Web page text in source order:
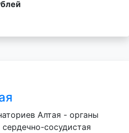
Алтая - органы
сосудистая